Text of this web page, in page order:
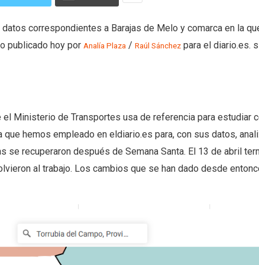
correspondientes a Barajas de Melo y comarca en la
publicado hoy por Analía Plaza / Raúl Sánchez para el diario.es.
Ministerio de Transportes usa de referencia para estudiar
hemos empleado en eldiario.es para, con sus datos,
recuperaron después de Semana Santa. El 13 de abril
al trabajo. Los cambios que se han dado desde